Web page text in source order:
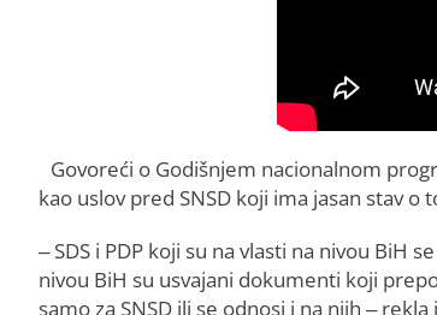
Govoreći o Godišnjem nacionalnom
kao uslov pred SNSD koji ima jasan stav o
– SDS i PDP koji su na vlasti na nivou BiH
nivou BiH su usvajani dokumenti koji
samo za SNSD ili se odnosi i na njih –